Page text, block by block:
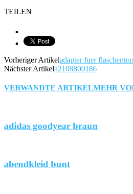
TEILEN
Vorheriger Artikeladapter fuer
Nächster Artikela2108800186
VERWANDTE ARTIKELMEHR
adidas goodyear braun
abendkleid bunt